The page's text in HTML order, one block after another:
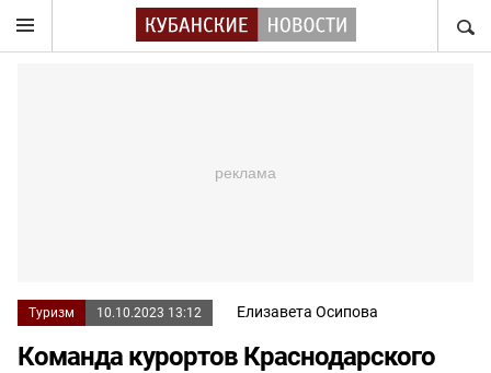
Туризм 10.10.2023 13:12 Елизавета Осипова
Команда курортов Краснодарского